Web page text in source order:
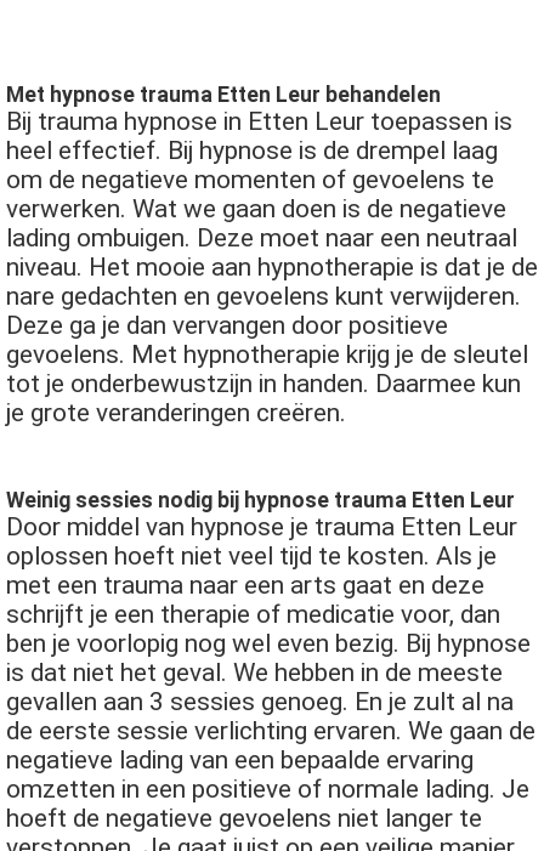
Met hypnose trauma Etten Leur behandelen
Bij trauma hypnose in Etten Leur toepassen is
heel effectief. Bij hypnose is de drempel laag
om de negatieve momenten of gevoelens te
verwerken. Wat we gaan doen is de negatieve
lading ombuigen. Deze moet naar een neutraal
niveau. Het mooie aan hypnotherapie is dat je de
nare gedachten en gevoelens kunt verwijderen.
Deze ga je dan vervangen door positieve
gevoelens. Met hypnotherapie krijg je de sleutel
tot je onderbewustzijn in handen. Daarmee kun
je grote veranderingen creëren.
Weinig sessies nodig bij hypnose trauma Etten Leur
Door middel van hypnose je trauma Etten Leur
oplossen hoeft niet veel tijd te kosten. Als je
met een trauma naar een arts gaat en deze
schrijft je een therapie of medicatie voor, dan
ben je voorlopig nog wel even bezig. Bij hypnose
is dat niet het geval. We hebben in de meeste
gevallen aan 3 sessies genoeg. En je zult al na
de eerste sessie verlichting ervaren. We gaan de
negatieve lading van een bepaalde ervaring
omzetten in een positieve of normale lading. Je
hoeft de negatieve gevoelens niet langer te